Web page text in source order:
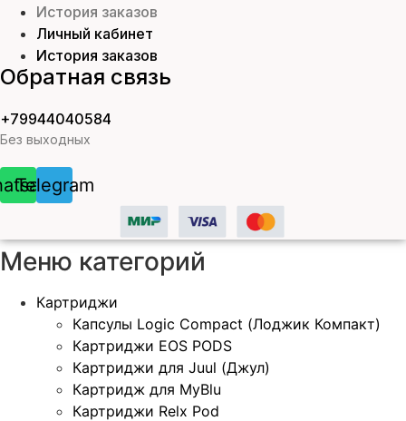
История заказов
Личный кабинет
История заказов
Обратная связь
+79944040584
Без выходных
Telegram
Меню категорий
Картриджи
Капсулы Logic Compact (Лоджик Компакт)
Картриджи EOS PODS
Картриджи для Juul (Джул)
Картридж для MyBlu
Картриджи Relx Pod